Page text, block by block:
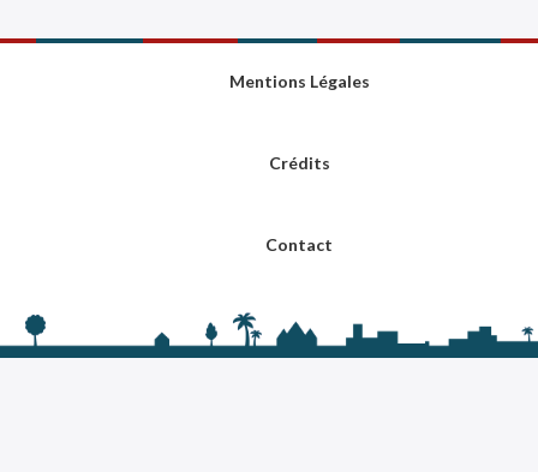
Mentions Légales
Crédits
Contact